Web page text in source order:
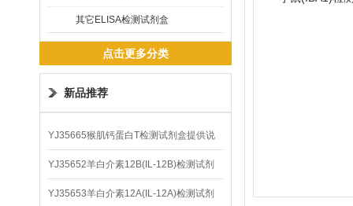
其它ELISA检测试剂盒
点击更多分类
新品推荐
YJ35665猴肌钙蛋白T检测试剂盒提供说
明书
YJ35652羊白介素12B(IL-12B)检测试剂
盒
YJ35653羊白介素12A(IL-12A)检测试剂